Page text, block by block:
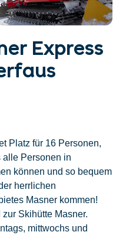
Gutscheinshop
Deutsch